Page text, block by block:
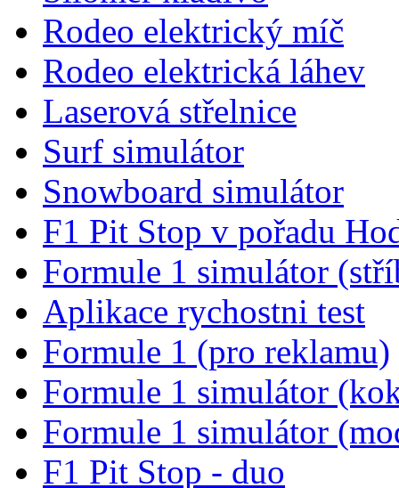
Rodeo elektrický míč
Rodeo elektrická láhev
Laserová střelnice
Surf simulátor
Snowboard simulátor
F1 Pit Stop v pořadu
Formule 1 simulátor
Aplikace rychostni test
Formule 1 (pro reklamu)
Formule 1 simulátor
Formule 1 simulátor
F1 Pit Stop - duo